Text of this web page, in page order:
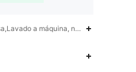
a máquina, no limpiar en